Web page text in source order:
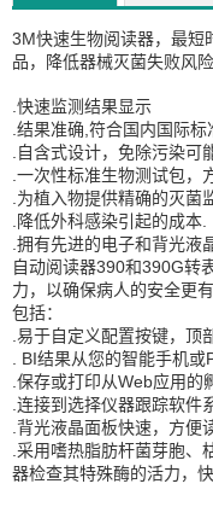
3M快速生物阅读器，最短
品，降低器械灭菌失败风
.快速监测结果显示
.结果准确,符合国内国际标
.自含式设计，免除污染可
.一次性标准生物测试包，
.为植入物提供精确的灭菌
.降低外科感染引起的成本.
.拥有先进的电子和背光液
自动阅读器390和390G转
力，以确保病人的安全更
包括：
.易于自定义配置按键，顶
. BI结果从您的智能手机或
.保存或打印从Web应用的
.连接到选择仪器跟踪软件
.背光液晶面板快速，方便
.采用嗜热脂肪杆菌芽胞、
器检查其特殊酶的活力，